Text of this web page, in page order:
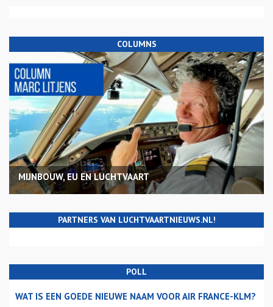
COLUMNS
MIJNBOUW, EU EN LUCHTVAART
PARTNERS VAN LUCHTVAARTNIEUWS.NL!
POLL
WAT IS EEN GOEDE NIEUWE NAAM VOOR AIR FRANCE-KLM?